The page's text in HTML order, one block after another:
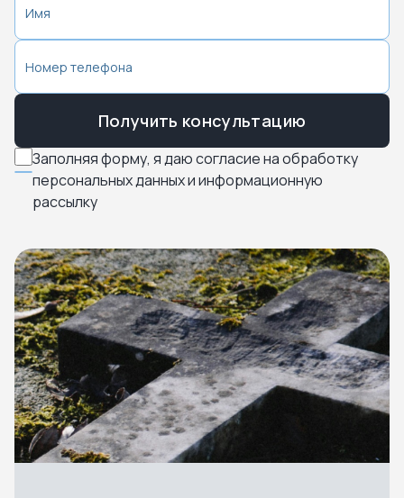
Заполняя форму, я даю согласие на обработку
персональных данных и информационную
рассылку
Получить консультацию